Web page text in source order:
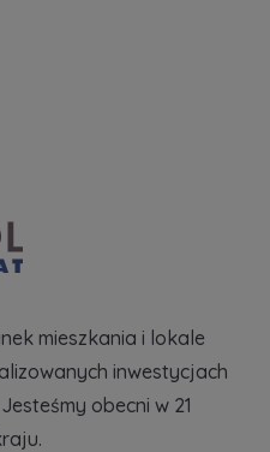
mieszkania i lokale
inwestycjach
obecni w 21